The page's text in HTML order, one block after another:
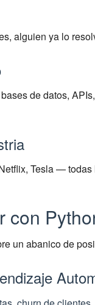
alguien ya lo
de datos,
Tesla —
con
un abanico de